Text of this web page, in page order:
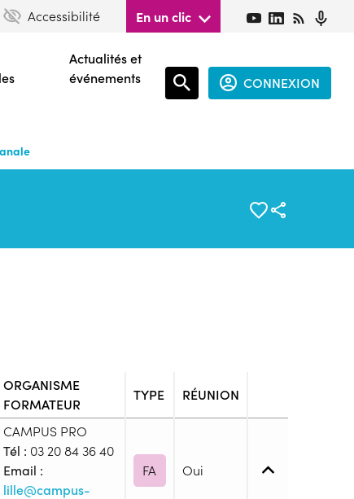
Accessibilité En un clic
Actualités et
événements
CONNEXION
ORGANISME
FORMATEUR
TYPE RÉUNION
CAMPUS PRO
Tél : 03 20 84 36 40
Email :
lille@campus-
FA Oui